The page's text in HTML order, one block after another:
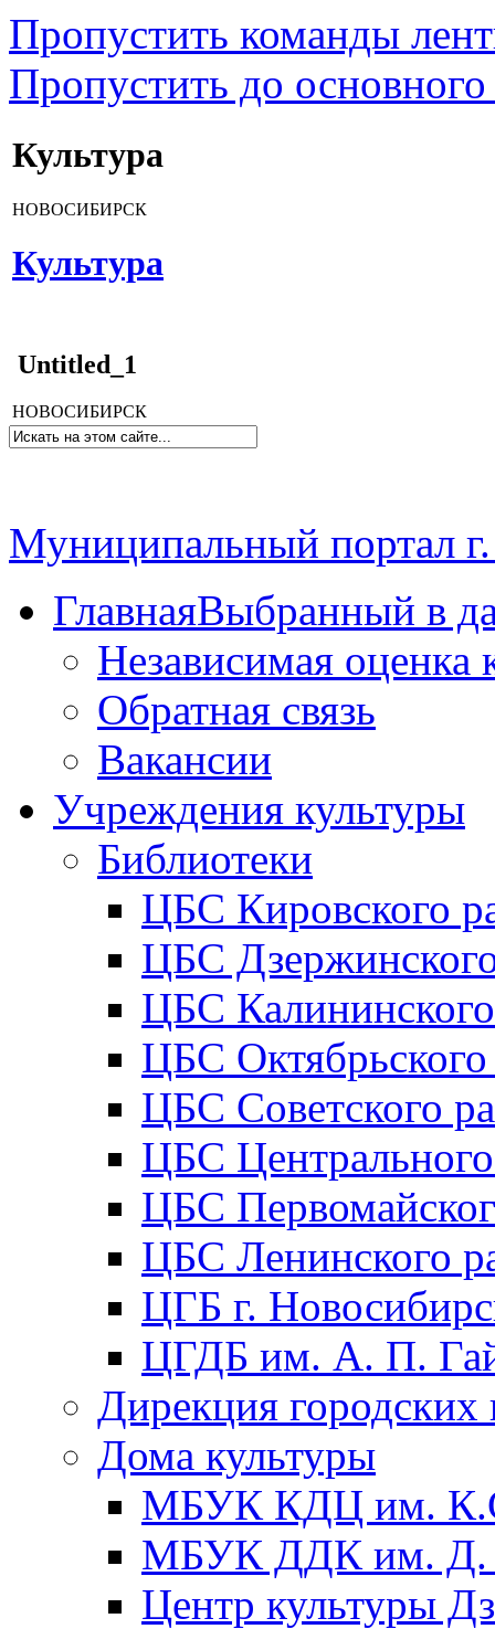
Пропустить команды
Пропустить до основного
Культура
НОВОСИБИРСК
Культура
Untitled_1
НОВОСИБИРСК
Муниципальный портал
ГлавнаяВыбранный в
Независимая оценка
Обратная связь
Вакансии
Учреждения культуры
Библиотеки
ЦБС Кировского
ЦБС
ЦБС
ЦБС
ЦБС Советского
ЦБС
ЦБС
ЦБС Ленинского
ЦГБ г.
ЦГДБ им. А. П.
Дирекция городских
Дома культуры
МБУК КДЦ им.
МБУК ДДК им. Д.
Центр культуры